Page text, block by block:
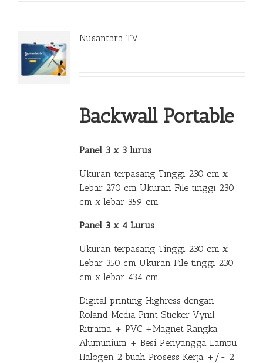
Nusantara TV
Backwall Portable
Panel 3 x 3 lurus
Ukuran terpasang Tinggi 230 cm x
Lebar 270 cm Ukuran File tinggi 230
cm x lebar 359 cm
Panel 3 x 4 Lurus
Ukuran terpasang Tinggi 230 cm x
Lebar 350 cm Ukuran File tinggi 230
cm x lebar 434 cm
Digital printing Highress dengan
Roland Media Print Sticker Vynil
Ritrama + PVC +Magnet Rangka
Alumunium + Besi Penyangga Lampu
Halogen 2 buah Prosess Kerja +/- 2